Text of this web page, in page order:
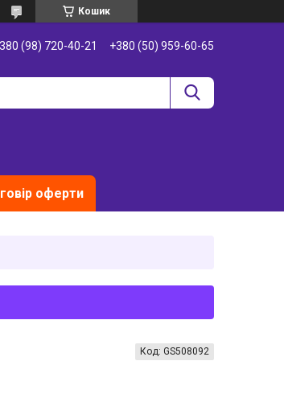
Кошик
(98) 720-40-21 +380 (50) 959-60-65
оферти
Код: GS508092